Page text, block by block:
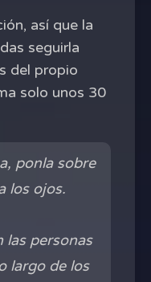
así que la
seguirla
del propio
solo unos 30
ponla sobre
los ojos.
las personas
largo de los